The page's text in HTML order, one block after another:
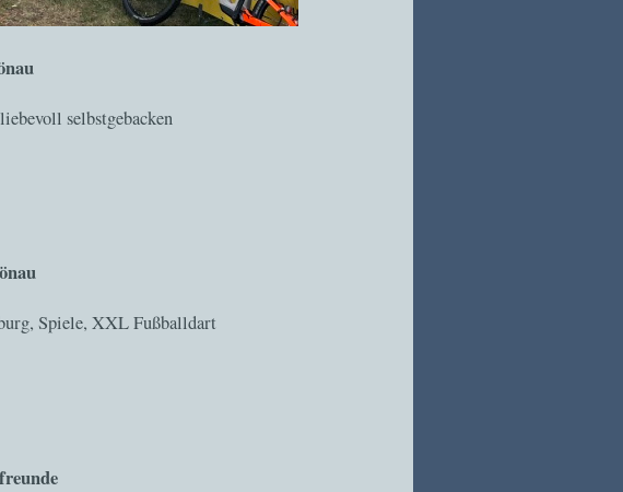
selbstgebacken
Spiele, XXL Fußballdart